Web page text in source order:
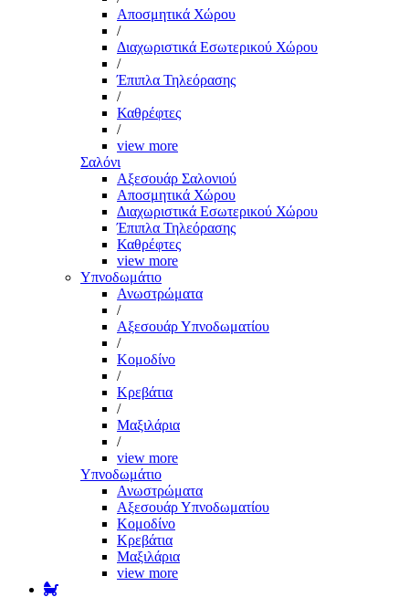
Αποσμητικά Χώρου
/
Διαχωριστικά Εσωτερικού Χώρου
/
Έπιπλα Τηλεόρασης
/
Καθρέφτες
/
view more
Σαλόνι
Αξεσουάρ Σαλονιού
Αποσμητικά Χώρου
Διαχωριστικά Εσωτερικού Χώρου
Έπιπλα Τηλεόρασης
Καθρέφτες
view more
Υπνοδωμάτιο
Ανωστρώματα
/
Αξεσουάρ Υπνοδωματίου
/
Κομοδίνο
/
Κρεβάτια
/
Μαξιλάρια
/
view more
Υπνοδωμάτιο
Ανωστρώματα
Αξεσουάρ Υπνοδωματίου
Κομοδίνο
Κρεβάτια
Μαξιλάρια
view more